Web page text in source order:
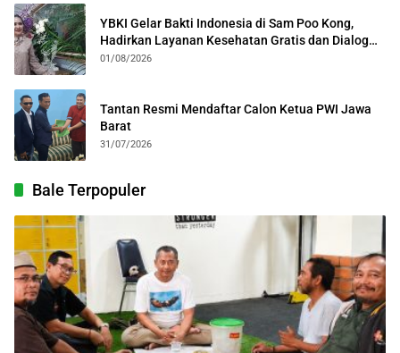
YBKI Gelar Bakti Indonesia di Sam Poo Kong,
Hadirkan Layanan Kesehatan Gratis dan Dialog
Kebangsaan
01/08/2026
Tantan Resmi Mendaftar Calon Ketua PWI Jawa
Barat
31/07/2026
Bale Terpopuler